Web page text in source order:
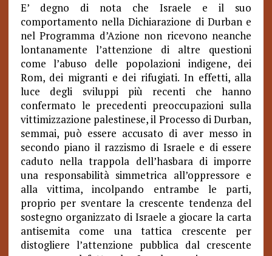
E’ degno di nota che Israele e il suo
comportamento nella Dichiarazione di Durban e
nel Programma d’Azione non ricevono neanche
lontanamente l’attenzione di altre questioni
come l’abuso delle popolazioni indigene, dei
Rom, dei migranti e dei rifugiati. In effetti, alla
luce degli sviluppi più recenti che hanno
confermato le precedenti preoccupazioni sulla
vittimizzazione palestinese, il Processo di Durban,
semmai, può essere accusato di aver messo in
secondo piano il razzismo di Israele e di essere
caduto nella trappola dell’hasbara di imporre
una responsabilità simmetrica all’oppressore e
alla vittima, incolpando entrambe le parti,
proprio per sventare la crescente tendenza del
sostegno organizzato di Israele a giocare la carta
antisemita come una tattica crescente per
distogliere l’attenzione pubblica dal crescente